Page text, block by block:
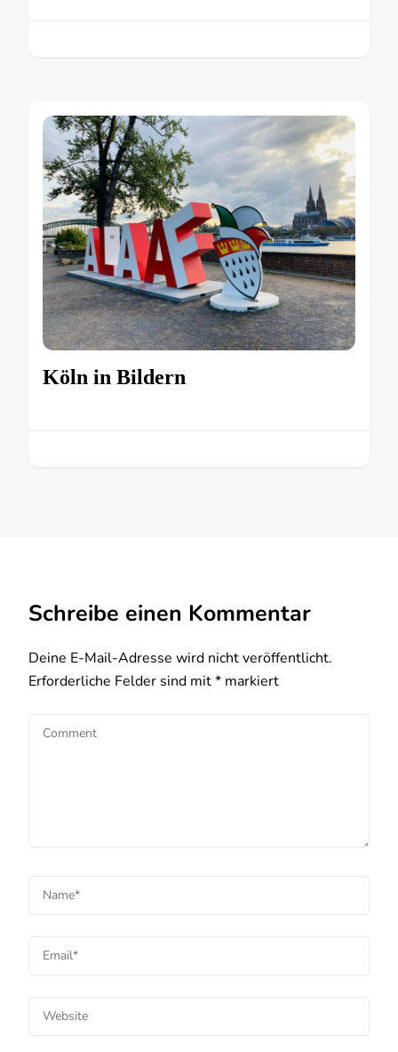
Köln in Bildern
Schreibe einen Kommentar
Deine E-Mail-Adresse wird nicht veröffentlicht.
Erforderliche Felder sind mit* markiert